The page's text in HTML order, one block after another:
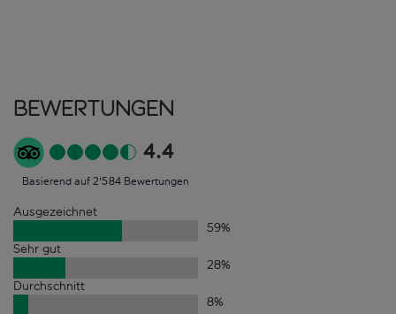
Bewertungen
4.4
Basierend auf 2'584 Bewertungen
Ausgezeichnet
59%
Sehr gut
28%
Durchschnitt
8%